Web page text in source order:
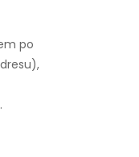
po